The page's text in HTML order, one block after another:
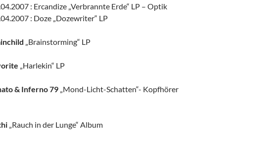
: Ercandize „Verbrannte Erde“ LP – Optik
: Doze „Dozewriter“ LP
„Brainstorming“ LP
„Harlekin“ LP
& Inferno 79 „Mond-Licht-Schatten“- Kopfhörer
„Rauch in der Lunge“ Album